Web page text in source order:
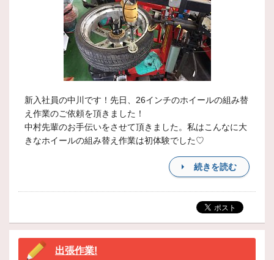
新入社員の中川です！先日、26インチのホイールの組み替
え作業のご依頼を頂きました！
中村先輩のお手伝いをさせて頂きました。私はこんなに大
きなホイールの組み替え作業は初体験でした♡
続きを読む
出張作業!